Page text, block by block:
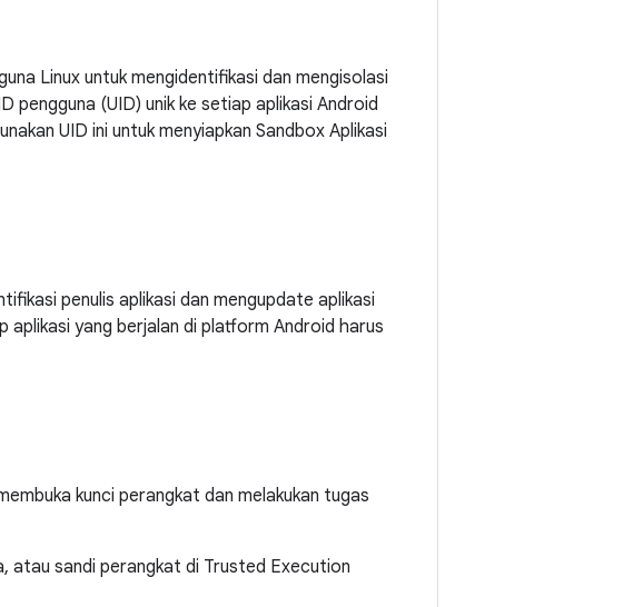
Linux untuk mengidentifikasi dan mengisolasi
pengguna (UID) unik ke setiap aplikasi Android
UID ini untuk menyiapkan Sandbox Aplikasi
penulis aplikasi dan mengupdate aplikasi
yang berjalan di platform Android harus
kunci perangkat dan melakukan tugas
atau sandi perangkat di Trusted Execution